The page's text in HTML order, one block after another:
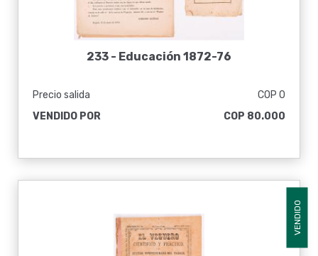
233 - Educación 1872-76
Precio salida
COP 0
VENDIDO POR
COP 80.000
VENDIDO